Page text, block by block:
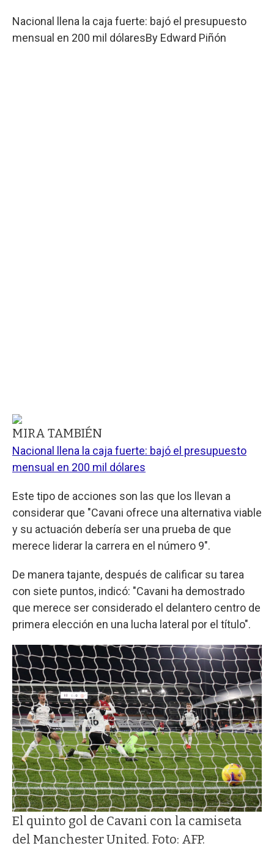
Nacional llena la caja fuerte: bajó el presupuesto
mensual en 200 mil dólaresBy Edward Piñón
MIRA TAMBIÉN
Nacional llena la caja fuerte: bajó el presupuesto
mensual en 200 mil dólares
Este tipo de acciones son las que los llevan a
considerar que "Cavani ofrece una alternativa viable
y su actuación debería ser una prueba de que
merece liderar la carrera en el número 9".
De manera tajante, después de calificar su tarea
con siete puntos, indicó: "Cavani ha demostrado
que merece ser considerado el delantero centro de
primera elección en una lucha lateral por el título".
El quinto gol de Cavani con la camiseta
del Manchester United. Foto: AFP.